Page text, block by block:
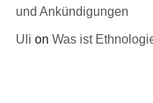
und Ankündigungen
Uli on Was ist